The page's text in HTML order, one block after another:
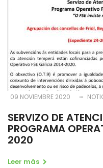
09 NOVIEMBRE 2020
SERVIZO DE
PROGRAMA
2020
Leer más